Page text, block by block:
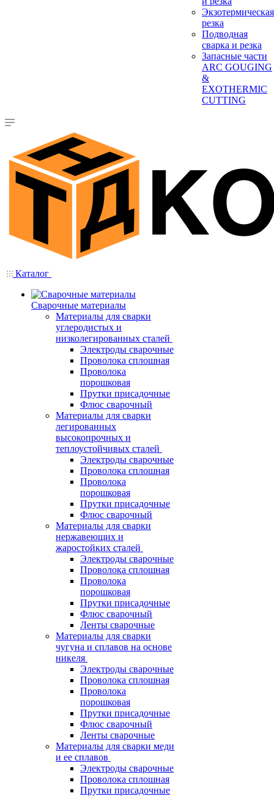
Экзотермическая
резка
Подводная
сварка и резка
Запасные части
ARC GOUGING
&
EXOTHERMIC
CUTTING
Каталог
Сварочные материалы
Материалы для сварки
углеродистых и
низколегированных сталей
Электроды сварочные
Проволока сплошная
Проволока
порошковая
Прутки присадочные
Флюс сварочный
Материалы для сварки
легированных
высокопрочных и
теплоустойчивых сталей
Электроды сварочные
Проволока сплошная
Проволока
порошковая
Прутки присадочные
Флюс сварочный
Материалы для сварки
нержавеющих и
жаростойких сталей
Электроды сварочные
Проволока сплошная
Проволока
порошковая
Прутки присадочные
Флюс сварочный
Ленты сварочные
Материалы для сварки
чугуна и сплавов на основе
никеля
Электроды сварочные
Проволока сплошная
Проволока
порошковая
Прутки присадочные
Флюс сварочный
Ленты сварочные
Материалы для сварки меди
и ее сплавов
Электроды сварочные
Проволока сплошная
Прутки присадочные